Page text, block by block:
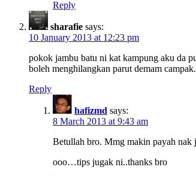
Reply
sharafie says:
10 January 2013 at 12:23 pm
pokok jambu batu ni kat kampung aku da
boleh menghilangkan parut demam
Reply
hafizmd says:
8 March 2013 at 9:43 am
Betullah bro. Mmg makin payah
ooo…tips jugak ni..thanks bro